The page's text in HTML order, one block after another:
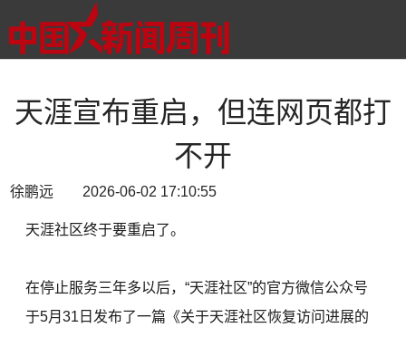
天涯宣布重启，但连网页都打
不开
徐鹏远 2026-06-02 17:10:55
天涯社区终于要重启了。
在停止服务三年多以后，“天涯社区”的官方微信公众号
于5月31日发布了一篇《关于天涯社区恢复访问进展的